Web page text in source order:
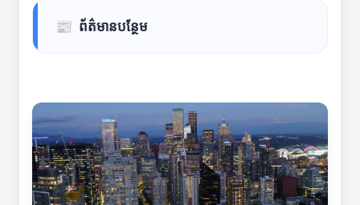
📰 ព័ត៌មានបន្ថែម